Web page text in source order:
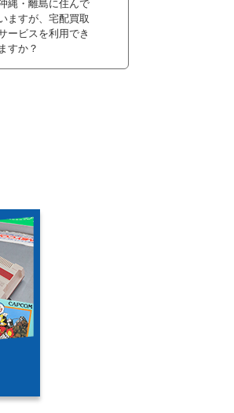
縄・離島に住んで
ますが、宅配買取
ービスを利用でき
すか？